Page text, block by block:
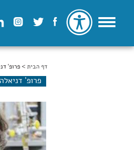
הינך נמצא כאן
דף הבית > פרופ'
פרופ'